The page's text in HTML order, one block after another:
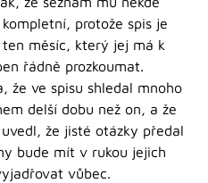
protože spis je
měsíc, který jej má k
řádně prozkoumat.
že ve spisu shledal mnoho
delší dobu než on, a že
že jisté otázky předal
bude mít v rukou jejich
vůbec.